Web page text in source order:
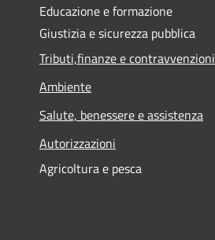
Educazione e formazione
Giustizia e sicurezza pubblica
Tributi,finanze e contravvenzioni
Ambiente
Salute, benessere e assistenza
Autorizzazioni
Agricoltura e pesca